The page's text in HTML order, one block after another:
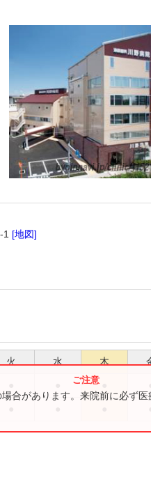
[地図]
火 水 木
合があります。来院前に必ず医